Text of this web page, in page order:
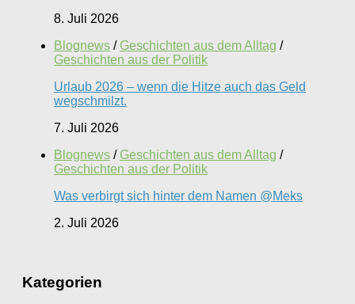
8. Juli 2026
Blognews / Geschichten aus dem Alltag /
Geschichten aus der Politik
Urlaub 2026 – wenn die Hitze auch das Geld
wegschmilzt.
7. Juli 2026
Blognews / Geschichten aus dem Alltag /
Geschichten aus der Politik
Was verbirgt sich hinter dem Namen @Meks
2. Juli 2026
Kategorien